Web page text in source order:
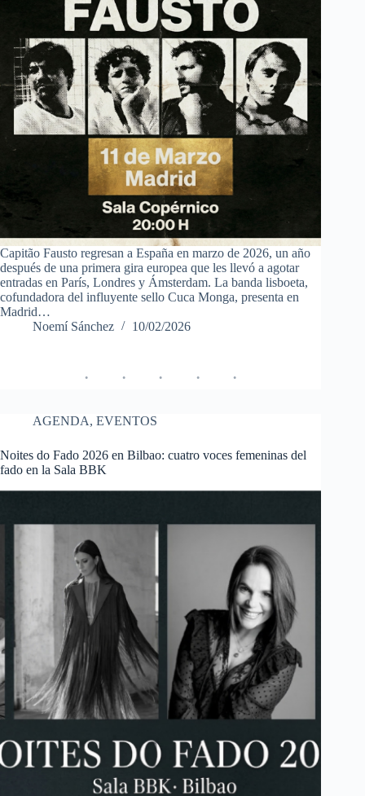
Capitão Fausto regresan a España en marzo de 2026, un año
después de una primera gira europea que les llevó a agotar
entradas en París, Londres y Ámsterdam. La banda lisboeta,
cofundadora del influyente sello Cuca Monga, presenta en
Madrid…
Noemí Sánchez
10/02/2026
AGENDA, EVENTOS
Noites do Fado 2026 en Bilbao: cuatro voces femeninas del
fado en la Sala BBK